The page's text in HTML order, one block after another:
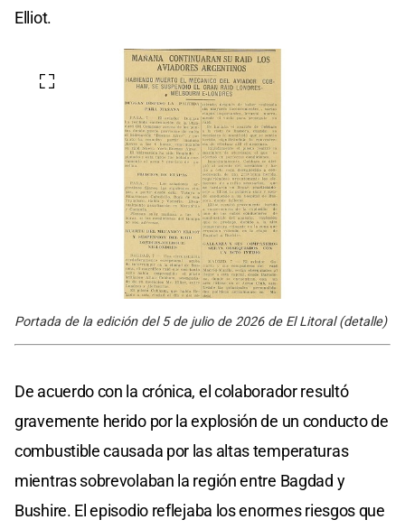
Elliot.
Portada de la edición del 5 de julio de 2026 de El Litoral (detalle)
De acuerdo con la crónica, el colaborador resultó
gravemente herido por la explosión de un conducto de
combustible causada por las altas temperaturas
mientras sobrevolaban la región entre Bagdad y
Bushire. El episodio reflejaba los enormes riesgos que